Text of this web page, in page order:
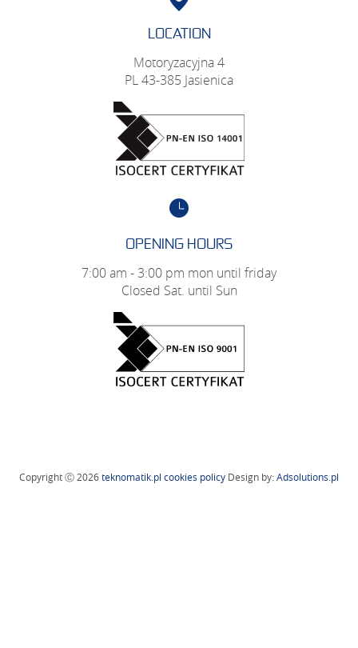
LOCATION
Motoryzacyjna 4
PL 43-385 Jasienica
OPENING HOURS
7:00 am - 3:00 pm mon until friday
Closed Sat. until Sun
Copyright Ⓒ 2026teknomatik.pl cookies policy Design by:Adsolutions.pl